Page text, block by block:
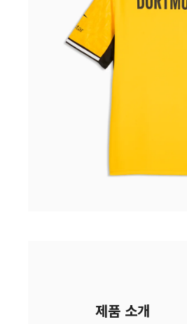
제품 소개